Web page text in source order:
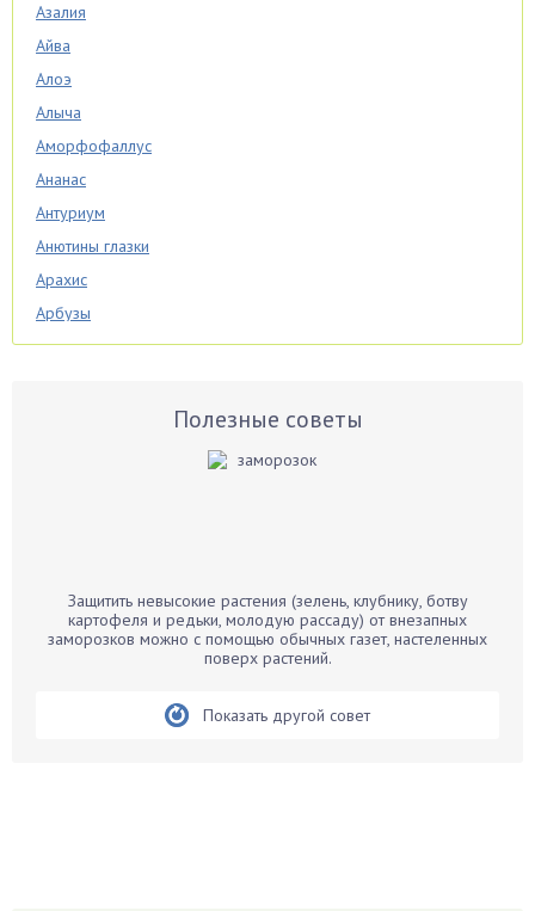
Азалия
Айва
Алоэ
Алыча
Аморфофаллус
Ананас
Антуриум
Анютины глазки
Арахис
Арбузы
Аспарагус
Бархатцы
Бегония
Полезные советы
Защитить невысокие растения (зелень, клубнику, ботву
картофеля и редьки, молодую рассаду) от внезапных
заморозков можно с помощью обычных газет, настеленных
поверх растений.
Показать другой совет